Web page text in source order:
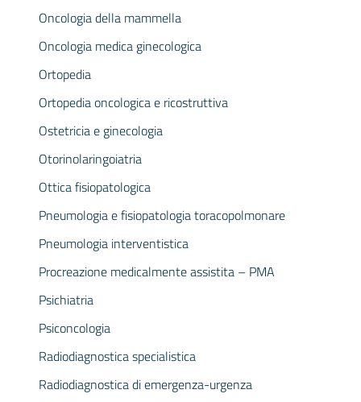
Oncologia della mammella
Oncologia medica ginecologica
Ortopedia
Ortopedia oncologica e ricostruttiva
Ostetricia e ginecologia
Otorinolaringoiatria
Ottica fisiopatologica
Pneumologia e fisiopatologia toracopolmonare
Pneumologia interventistica
Procreazione medicalmente assistita – PMA
Psichiatria
Psiconcologia
Radiodiagnostica specialistica
Radiodiagnostica di emergenza-urgenza